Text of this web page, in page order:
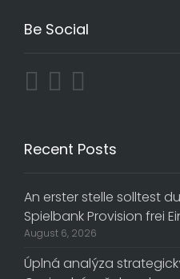
Be Social
Recent Posts
An erster stelle solltest
Spielbank Provision frei
August 6, 2026
Úplná analýza